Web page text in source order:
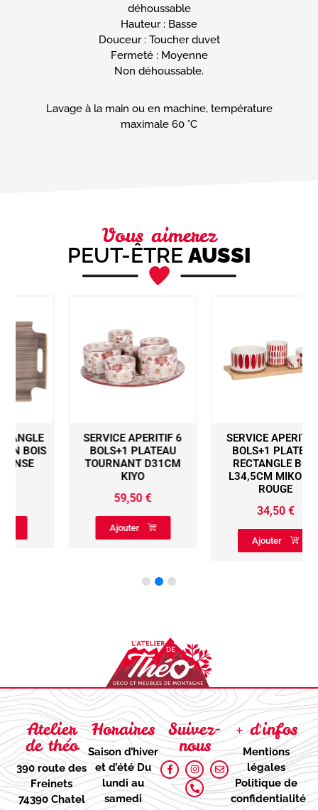
déhoussable
Hauteur : Basse
Douceur : Toucher duvet
Fermeté : Moyenne
Non déhoussable.
Lavage à la main ou en machine, température
maximale 60 °C
Vous aimerez
PEUT-ÊTRE AUSSI
SERVICE APERITIF 6
BOLS+1 PLATEAU
TOURNANT D31CM
SERVICE APERITIF 4
BOLS+1 PLATEAU
RECTANGLE BOIS
L34,5CM MIKONOS
Atelier
de théo
390 route des
Freinets
74390 Chatel
Horaires
Saison d’hiver
et d’étéDu
lundi au
samedi
Suivez-
nous
+ d'infos
Mentions
légales
Politique de
confidentialité